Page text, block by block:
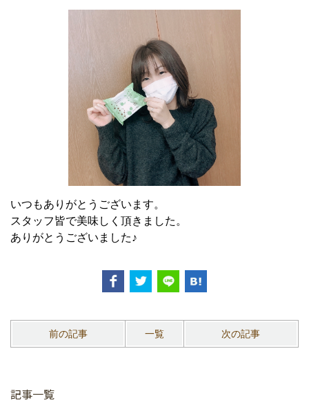
いつもありがとうございます。
スタッフ皆で美味しく頂きました。
ありがとうございました♪
前の記事 一覧 次の記事
記事一覧